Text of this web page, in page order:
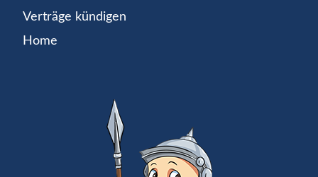
Verträge kündigen
Home